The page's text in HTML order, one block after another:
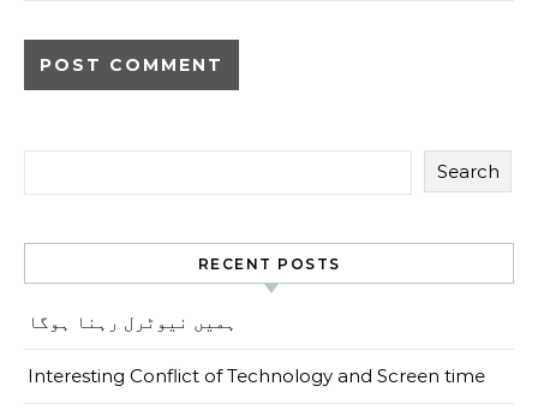
Search
RECENT POSTS
ہمیں نیوٹرل رہنا ہوگا
Interesting Conflict of Technology and Screen time